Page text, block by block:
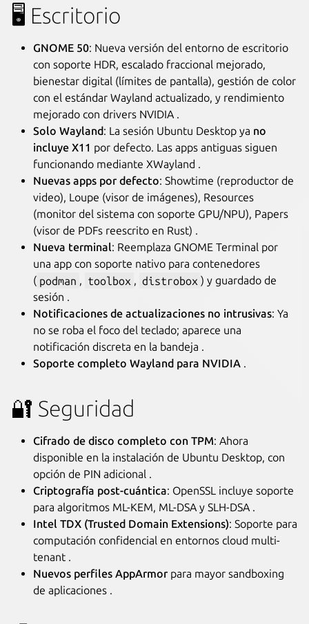
🖥️ Escritorio
GNOME 50: Nueva versión del entorno de escritorio
con soporte HDR, escalado fraccional mejorado,
bienestar digital (límites de pantalla), gestión de color
con el estándar Wayland actualizado, y rendimiento
mejorado con drivers NVIDIA .
Solo Wayland: La sesión Ubuntu Desktop ya no
incluye X11 por defecto. Las apps antiguas siguen
funcionando mediante XWayland .
Nuevas apps por defecto: Showtime (reproductor de
video), Loupe (visor de imágenes), Resources
(monitor del sistema con soporte GPU/NPU), Papers
(visor de PDFs reescrito en Rust) .
Nueva terminal: Reemplaza GNOME Terminal por
una app con soporte nativo para contenedores
( podman , toolbox , distrobox ) y guardado de
sesión .
Notificaciones de actualizaciones no intrusivas: Ya
no se roba el foco del teclado; aparece una
notificación discreta en la bandeja .
Soporte completo Wayland para NVIDIA .
🔐 Seguridad
Cifrado de disco completo con TPM: Ahora
disponible en la instalación de Ubuntu Desktop, con
opción de PIN adicional .
Criptografía post-cuántica: OpenSSL incluye soporte
para algoritmos ML-KEM, ML-DSA y SLH-DSA .
Intel TDX (Trusted Domain Extensions): Soporte para
computación confidencial en entornos cloud multi-
tenant .
Nuevos perfiles AppArmor para mayor sandboxing
de aplicaciones .